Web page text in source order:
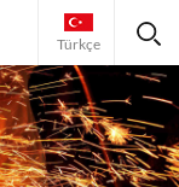
Türkçe